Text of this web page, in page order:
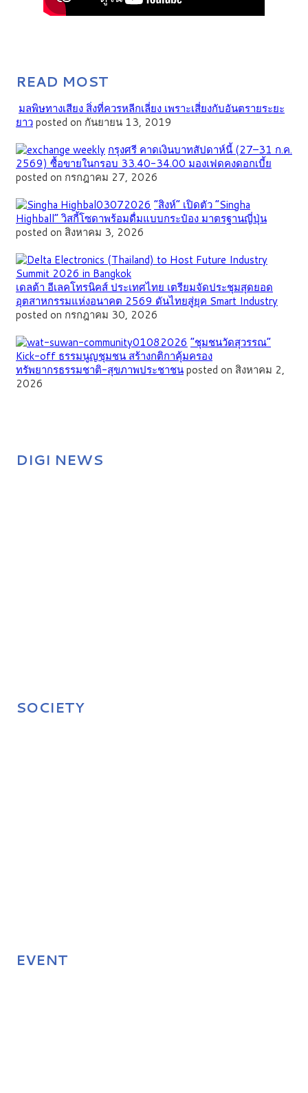
READ MOST
มลพิษทางเสียง สิ่งที่ควรหลีกเลี่ยง เพราะเสี่ยงกับอันตรายระยะ
ยาวposted on กันยายน 13, 2019
กรุงศรี คาดเงินบาทสัปดาห์นี้ (27–31 ก.ค.
2569) ซื้อขายในกรอบ 33.40-34.00 มองเฟดคงดอกเบี้ย
posted on กรกฎาคม 27, 2026
“สิงห์” เปิดตัว “Singha
Highball” วิสกี้โซดาพร้อมดื่มแบบกระป๋อง มาตรฐานญี่ปุ่น
posted on สิงหาคม 3, 2026
เดลต้า อีเลคโทรนิคส์ ประเทศไทย เตรียมจัดประชุมสุดยอด
อุตสาหกรรมแห่งอนาคต 2569 ดันไทยสู่ยุค Smart Industry
posted on กรกฎาคม 30, 2026
”ชุมชนวัดสุวรรณ”
Kick-off ธรรมนูญชุมชน สร้างกติกาคุ้มครอง
ทรัพยากรธรรมชาติ-สุขภาพประชาชนposted on สิงหาคม 2,
2026
DIGI NEWS
SOCIETY
EVENT